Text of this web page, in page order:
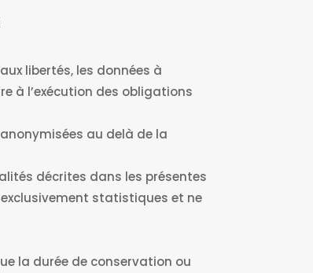
libertés, les données à
à l’exécution des obligations
au delà de la
décrites dans les présentes
statistiques et ne
la durée de conservation ou